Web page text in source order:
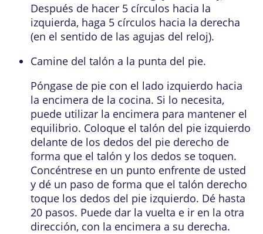
Después de hacer 5 círculos hacia la
izquierda, haga 5 círculos hacia la derecha
(en el sentido de las agujas del reloj).
Camine del talón a la punta del pie.
Póngase de pie con el lado izquierdo hacia
la encimera de la cocina. Si lo necesita,
puede utilizar la encimera para mantener el
equilibrio. Coloque el talón del pie izquierdo
delante de los dedos del pie derecho de
forma que el talón y los dedos se toquen.
Concéntrese en un punto enfrente de usted
y dé un paso de forma que el talón derecho
toque los dedos del pie izquierdo. Dé hasta
20 pasos. Puede dar la vuelta e ir en la otra
dirección, con la encimera a su derecha.